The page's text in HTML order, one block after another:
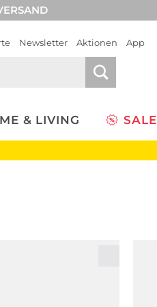
Newsletter Aktionen App
& LIVING SALE